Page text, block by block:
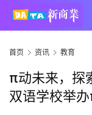
首页 资讯 教育
π动未来，探
双语学校举